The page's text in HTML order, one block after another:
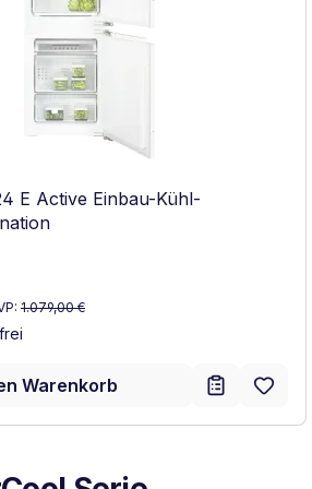
E Active Einbau-Kühl-
Preis:
1.079,00 €
Warenkorb